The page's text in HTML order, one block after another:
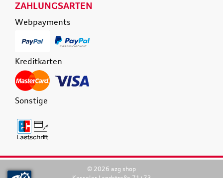
ZAHLUNGSARTEN
Webpayments
Kreditkarten
Sonstige
© 2026 azg shop